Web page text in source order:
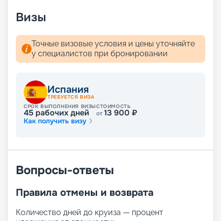
путевки, описание кают и прочая информация.
волшебные пейзажи Средиземного моря! А для
того чтобы получить лучшие места,
воспользуйтесь услугой раннего бронирования.
Визы
Точные визовые условия и цены уточняйте
у специалистов при бронировании
Испания
ТРЕБУЕТСЯ ВИЗА
СРОК ВЫПОЛНЕНИЯ ВИЗЫ
45 рабочих дней
СТОИМОСТЬ
от13 900 ₽
Как получить визу
Вопросы-ответы
Правила отмены и возврата
Количество дней до круиза — процент